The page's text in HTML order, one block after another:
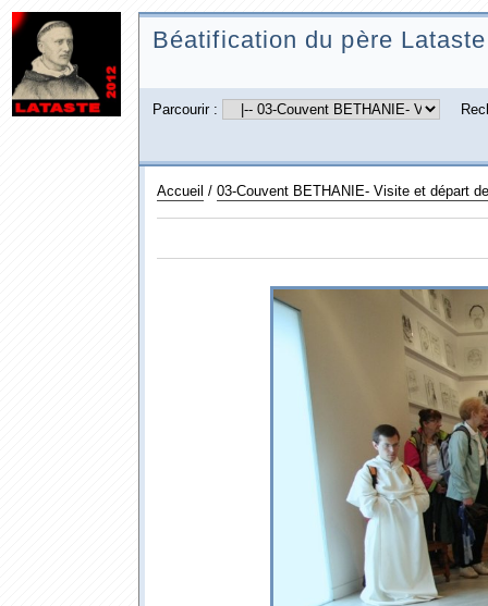
Béatification du père
Parcourir :
Accueil / 03-Couvent BETHANIE- Visite et départ